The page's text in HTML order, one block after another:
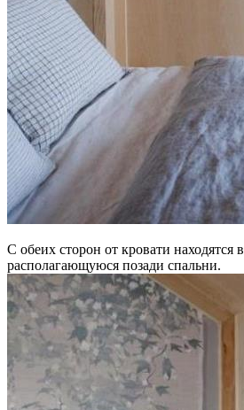
С обеих сторон от кровати находятся
располагающуюся позади спальни.